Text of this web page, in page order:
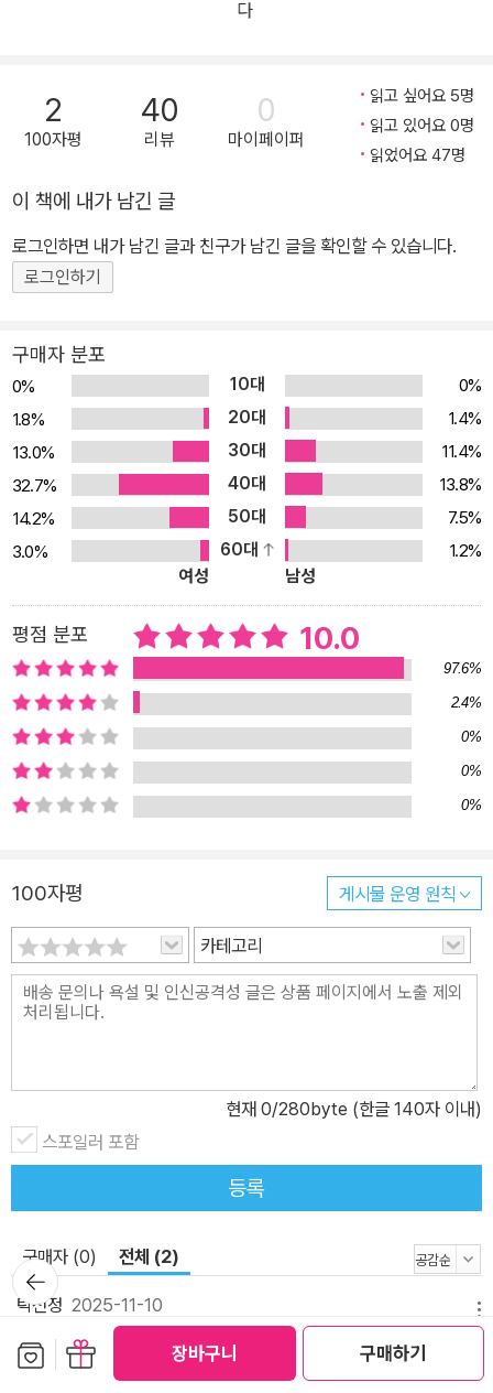
장바구니 구매하기
운 인생이 열린다.” 이 책은 지금 암흑기를 걷고 있는 당신에게, 다시
시작할 수 있다는 용기와 한 줄기 빛을 건네줄 것입니다.
다
2
100자평
40
리뷰
0
마이페이퍼
읽고 싶어요 5명
읽고 있어요 0명
읽었어요 47명
이 책에 내가 남긴 글
로그인하면 내가 남긴 글과 친구가 남긴 글을 확인할 수 있습니다.
로그인하기
구매자 분포
0% 10대
0%
1.8%
20대
1.4%
13.0%
30대
11.4%
32.7%
40대
13.8%
14.2%
50대
7.5%
3.0%
60대
1.2%
여성
남성
평점 분포 10.0
97.6%
2.4%
0%
0%
0%
100자평 게시물 운영 원칙
카테고리
현재 0/280byte (한글 140자 이내)
스포일러 포함
등록
구매자 (0) 전체 (2)
탁선정 2025-11-10
책은 저자가 과거 대학병원 간호사로 12년간 일했고, 두 아이를 키우
뒤로가
기